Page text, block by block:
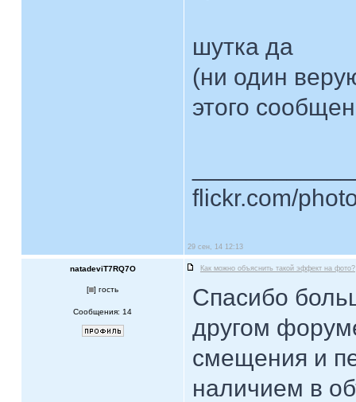
шутка да
(ни один
этого
flickr.com/
29 сен, 14 12:13
natadeviT7RQ7O Как можно объяснить такой эффект на фото?
[ ] гость
Сообщения: 14
Спасибо
другом
смещения и
наличием в